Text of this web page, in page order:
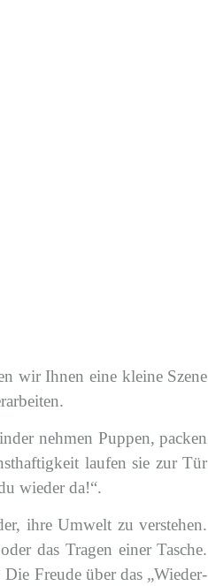
wir Ihnen eine kleine Szene
nehmen Puppen, packen
laufen sie zur Tür
wieder da!“.
ihre Umwelt zu verstehen.
das Tragen einer Tasche.
Freude über das „Wieder-